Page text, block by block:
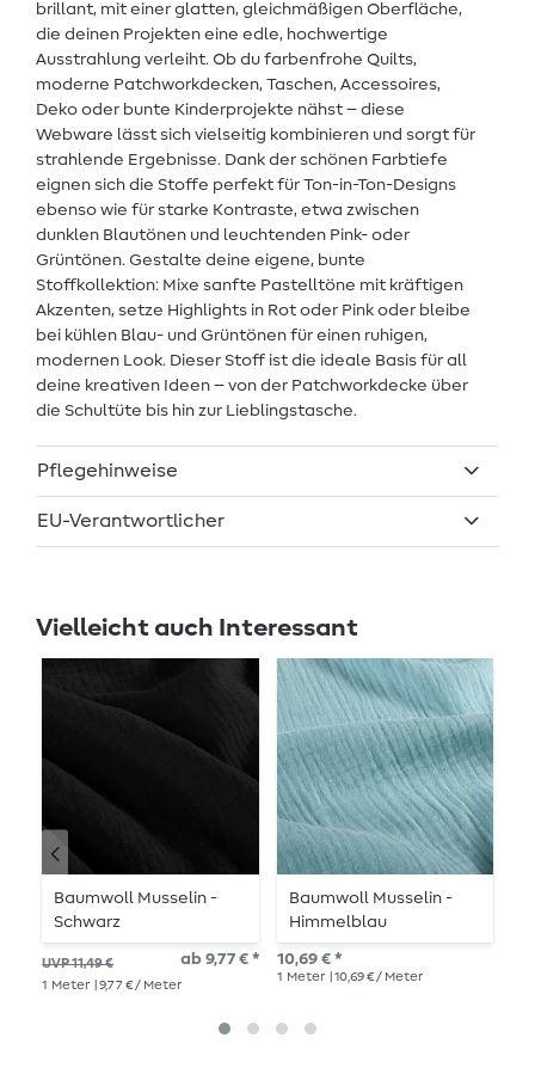
brillant, mit einer glatten, gleichmäßigen Oberfläche,
die deinen Projekten eine edle, hochwertige
Ausstrahlung verleiht. Ob du farbenfrohe Quilts,
moderne Patchworkdecken, Taschen, Accessoires,
Deko oder bunte Kinderprojekte nähst – diese
Webware lässt sich vielseitig kombinieren und sorgt für
strahlende Ergebnisse. Dank der schönen Farbtiefe
eignen sich die Stoffe perfekt für Ton-in-Ton-Designs
ebenso wie für starke Kontraste, etwa zwischen
dunklen Blautönen und leuchtenden Pink- oder
Grüntönen. Gestalte deine eigene, bunte
Stoffkollektion: Mixe sanfte Pastelltöne mit kräftigen
Akzenten, setze Highlights in Rot oder Pink oder bleibe
bei kühlen Blau- und Grüntönen für einen ruhigen,
modernen Look. Dieser Stoff ist die ideale Basis für all
deine kreativen Ideen – von der Patchworkdecke über
die Schultüte bis hin zur Lieblingstasche.
Pflegehinweise
EU-Verantwortlicher
Vielleicht auch Interessant
Baumwoll Musselin -
Schwarz
UVP 11,49 € ab 9,77 € *
1 Meter | 9,77 € / Meter
Baumwoll Musselin -
Himmelblau
10,69 € *
1 Meter | 10,69 € / Meter